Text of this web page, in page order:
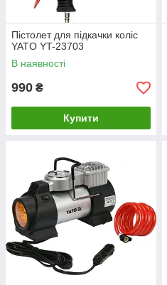
Пістолет для підкачки коліс
YATO YT-23703
В наявності
990 ₴
Купити